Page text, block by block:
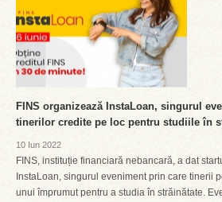
FINS organizează InstaLoan, singurul
tinerilor credite pe loc pentru studiile în
10 Iun 2022
FINS, instituție financiară nebancară, a dat
InstaLoan, singurul eveniment prin care tinerii
unui împrumut pentru a studia în străinătate.